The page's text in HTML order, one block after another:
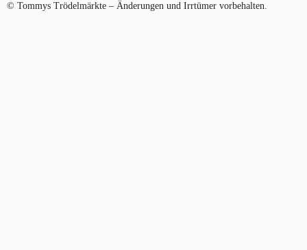
© Tommys Trödelmärkte – Änderungen und Irrtümer vorbehalten.